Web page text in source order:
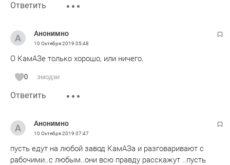
Ответить
Анонимно
10 Октября 2019 05:48
О КамАЗе только хорошо, или ничего.
0 эмодзи
Ответить
Анонимно
10 Октября 2019 07:47
пусть едут на любой завод КамАЗа и разговаривают с
рабочими..с любым..они всю правду расскажут ..пусть